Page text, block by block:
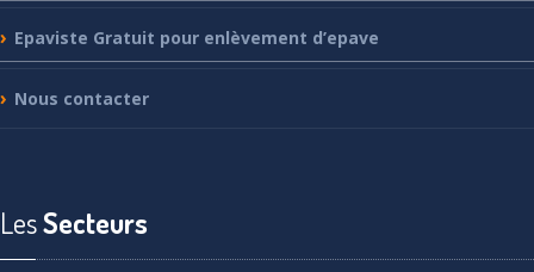
Epaviste Gratuit pour enlèvement d’epave
Nous contacter
LesSecteurs